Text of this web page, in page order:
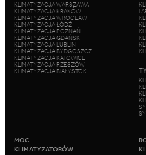
KLIMATYZACJA WARSZAWA
KLIMATYZACJA KRAKÓW
KLIMATYZACJA WROCŁAW
KLIMATYZACJA ŁÓDŹ
KLIMATYZACJA POZNAŃ
KLIMATYZACJA GDAŃSK
KLIMATYZACJA LUBLIN
KLIMATYZACJA BYDGOSZCZ
KLIMATYZACJA KATOWICE
KLIMATYZACJA RZESZÓW
KLIMATYZACJA BIAŁYSTOK
I
MOC
KLIMATYZATORÓW